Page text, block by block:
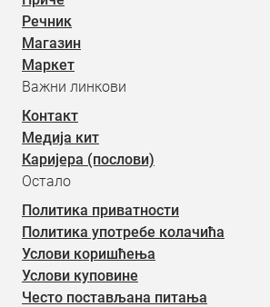
Речник
Магазин
Маркет
Важни линкови
Контакт
Медија кит
Каријера (послови)
Остало
Политика приватности
Политика употребе колачића
Услови коришћења
Услови куповине
Често постављана питања